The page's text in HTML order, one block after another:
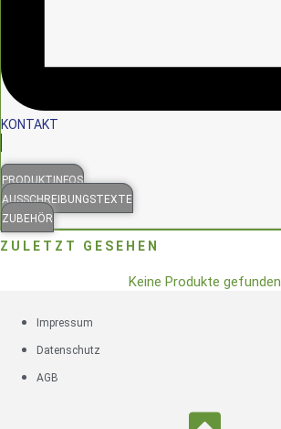
KONTAKT
PRODUKTINFOS
AUSSCHREIBUNGSTEXTE
ZUBEHÖR
ZULETZT GESEHEN
Keine Produkte gefunden
Impressum
Datenschutz
AGB